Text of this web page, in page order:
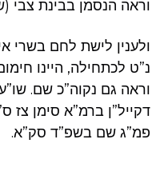
וראה הנסמן בבינת צבי
ולענין לישת לחם בשרי
נ”ט לכתחילה, היינו
וראה גם נקוה”כ שם.
דקייל”ן ברמ”א סימן
פמ”ג שם בשפ”ד סק”א.